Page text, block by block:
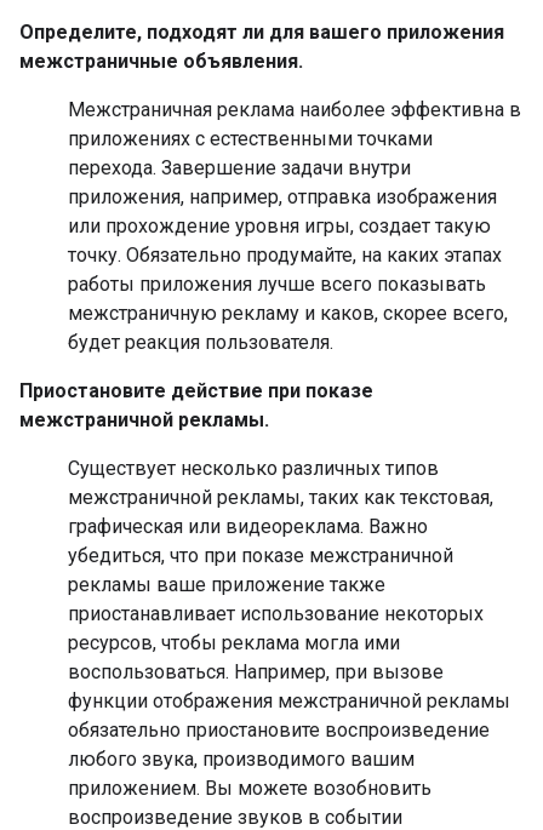
Определите, подходят ли для вашего приложения
межстраничные объявления.
Межстраничная реклама наиболее эффективна в
приложениях с естественными точками
перехода. Завершение задачи внутри
приложения, например, отправка изображения
или прохождение уровня игры, создает такую ​​
точку. Обязательно продумайте, на каких этапах
работы приложения лучше всего показывать
межстраничную рекламу и каков, скорее всего,
будет реакция пользователя.
Приостановите действие при показе
межстраничной рекламы.
Существует несколько различных типов
межстраничной рекламы, таких как текстовая,
графическая или видеореклама. Важно
убедиться, что при показе межстраничной
рекламы ваше приложение также
приостанавливает использование некоторых
ресурсов, чтобы реклама могла ими
воспользоваться. Например, при вызове
функции отображения межстраничной рекламы
обязательно приостановите воспроизведение
любого звука, производимого вашим
приложением. Вы можете возобновить
воспроизведение звуков в событии